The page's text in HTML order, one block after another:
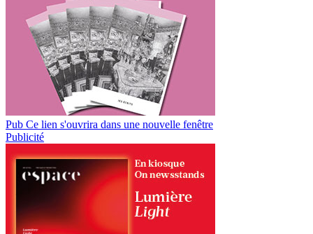
Pub Ce lien s'ouvrira dans une nouvelle fenêtre
Publicité